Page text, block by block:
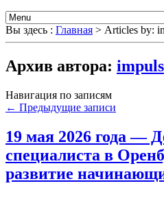
Вы здесь : Главная > Articles by:
Архив автора: impuls
Навигация по записям
← Предыдущие записи
19 мая 2026 года —
специалиста в
развитие